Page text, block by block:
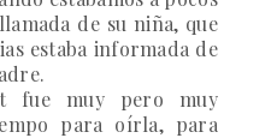
de su niña, que
estaba informada de
fue muy pero muy
para oírla, para